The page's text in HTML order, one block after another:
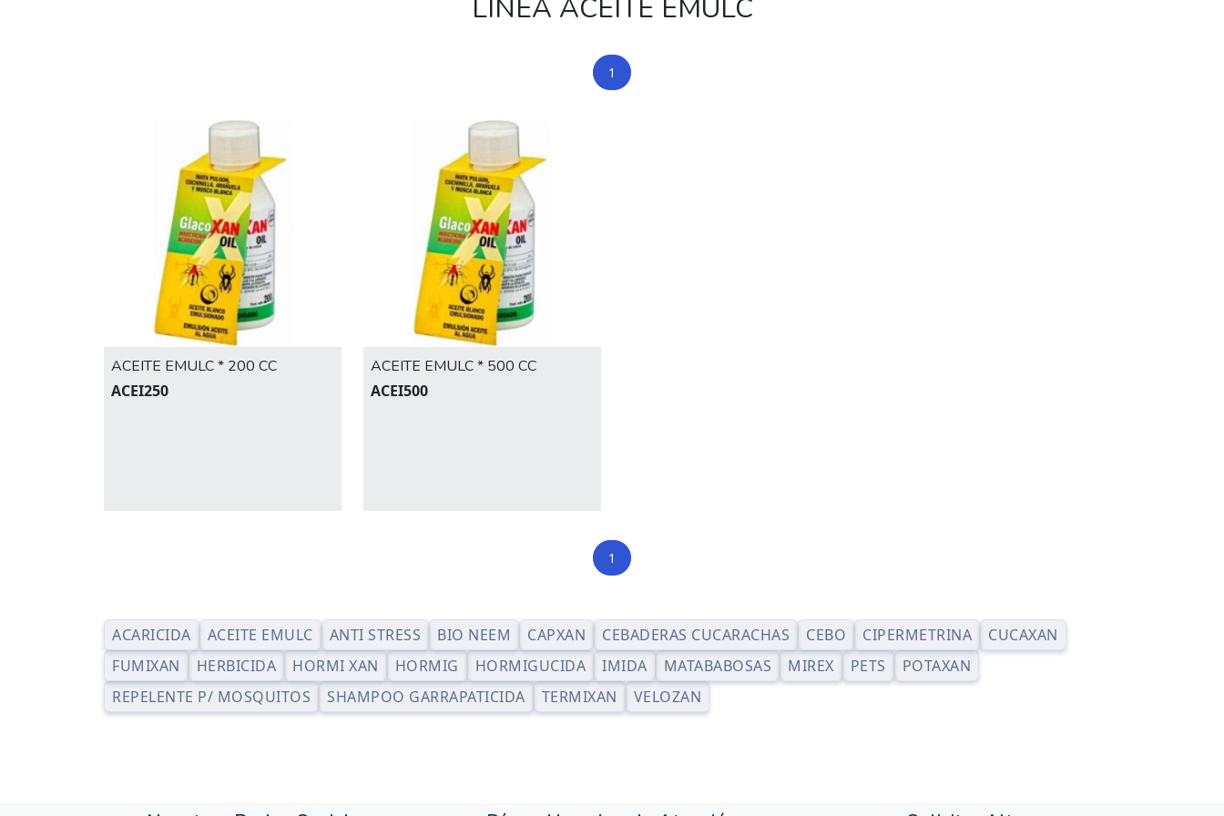
LÍNEA ACEITE EMULC
1
ACEITE EMULC * 200 CC
ACEI250
ACEITE EMULC * 500 CC
ACEI500
1
ACARICIDA ACEITE EMULC ANTI STRESS BIO NEEM CAPXAN CEBADERAS CUCARACHAS CEBO CIPERMETRINA
CUCAXAN
FUMIXAN
HERBICIDA HORMI XAN HORMIG HORMIGUCIDA IMIDA MATABABOSAS MIREX PETS
POTAXAN
REPELENTE P/ MOSQUITOS
SHAMPOO GARRAPATICIDA TERMIXAN VELOZAN